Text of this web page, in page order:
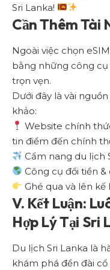
Sri Lanka!
Cần Thêm Tài
Ngoài việc chọn
bằng những công
trọn vẹn.
Dưới đây là vài
khảo:
Website chính
tin điểm đến chính
Cẩm nang du lịch
Công cụ đổi tiền
Ghé qua và lên
V. Kết Luận:
Hợp Lý Tại Sri
Du lịch Sri Lanka là
khám phá đền đài